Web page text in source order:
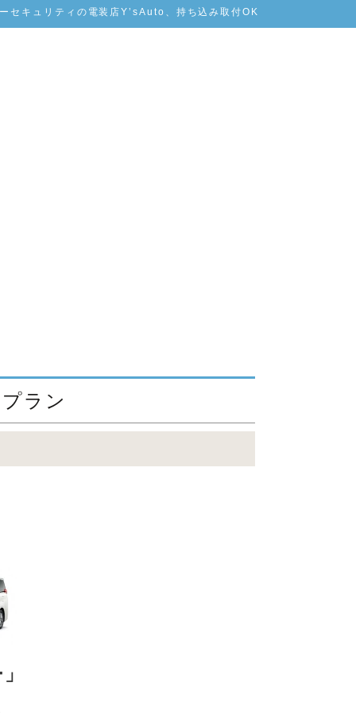
セキュリティの電装店Y’sAuto、持ち込み取付OK
ラン